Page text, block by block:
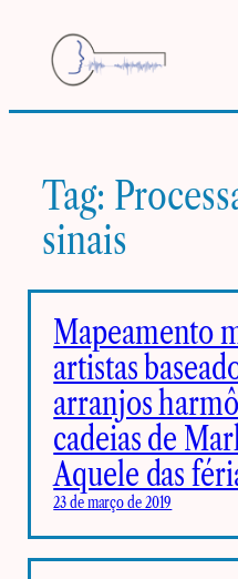
conteúdo
Tag:
sinais
Mapeamento
artistas
arranjos
cadeias de
Aquele das
23 de março de 2019